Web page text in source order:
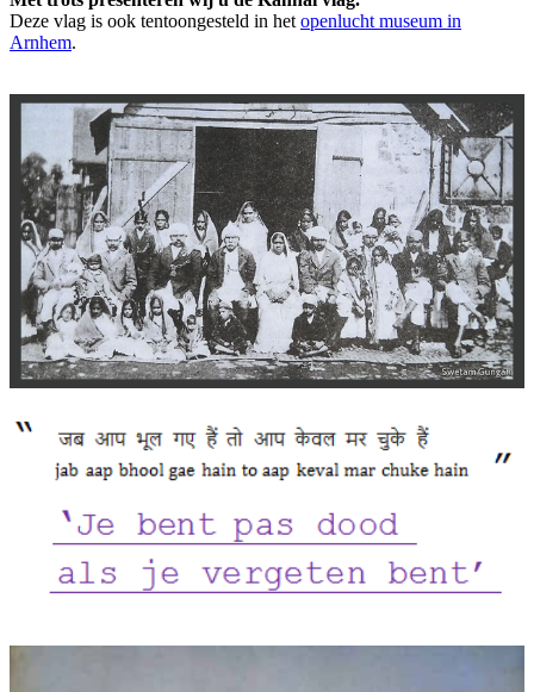
Deze vlag is ook tentoongesteld in het openlucht museum in
Arnhem.